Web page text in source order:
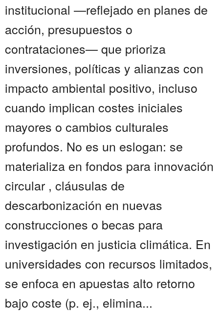
institucional —reflejado en planes de
acción, presupuestos o
contrataciones— que prioriza
inversiones, políticas y alianzas con
impacto ambiental positivo, incluso
cuando implican costes iniciales
mayores o cambios culturales
profundos. No es un eslogan: se
materializa en fondos para innovación
circular , cláusulas de
descarbonización en nuevas
construcciones o becas para
investigación en justicia climática. En
universidades con recursos limitados,
se enfoca en apuestas alto retorno
bajo coste (p. ej., elimina...